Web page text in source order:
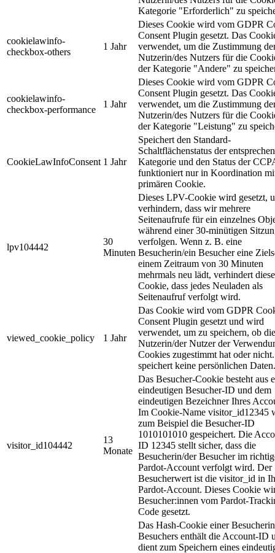
Kategorie "Erforderlich" zu
cookielawinfo-
checkbox-others
1 Jahr
Dieses Cookie wird vom GDPR
Consent Plugin gesetzt. Das
verwendet, um die Zustimmung
Nutzerin/des Nutzers für die
der Kategorie "Andere" zu
cookielawinfo-
checkbox-performance
1 Jahr
Dieses Cookie wird vom GDPR
Consent Plugin gesetzt. Das
verwendet, um die Zustimmung
Nutzerin/des Nutzers für die
der Kategorie "Leistung" zu
CookieLawInfoConsent 1 Jahr
Speichert den Standard-
Schaltflächenstatus der
Kategorie und den Status der
funktioniert nur in Koordination
primären Cookie.
lpv104442
30
Minuten
Dieses LPV-Cookie wird gesetzt,
verhindern, dass wir mehrere
Seitenaufrufe für ein einzelnes
während einer 30-minütigen
verfolgen. Wenn z. B. eine
Besucherin/ein Besucher eine
einem Zeitraum von 30 Minuten
mehrmals neu lädt, verhindert
Cookie, dass jedes Neuladen als
Seitenaufruf verfolgt wird.
viewed_cookie_policy 1 Jahr
Das Cookie wird vom GDPR
Consent Plugin gesetzt und wird
verwendet, um zu speichern, ob die
Nutzerin/der Nutzer der
Cookies zugestimmt hat oder
speichert keine persönlichen Daten.
visitor_id104442
13
Monate
Das Besucher-Cookie besteht aus
eindeutigen Besucher-ID und dem
eindeutigen Bezeichner Ihres
Im Cookie-Name visitor_id12345
zum Beispiel die Besucher-ID
1010101010 gespeichert. Die
ID 12345 stellt sicher, dass die
Besucherin/der Besucher im
Pardot-Account verfolgt wird. Der
Besucherwert ist die visitor_id in
Pardot-Account. Dieses Cookie
Besucher:innen vom Pardot-
Code gesetzt.
Das Hash-Cookie einer
Besuchers enthält die Account-ID
dient zum Speichern eines